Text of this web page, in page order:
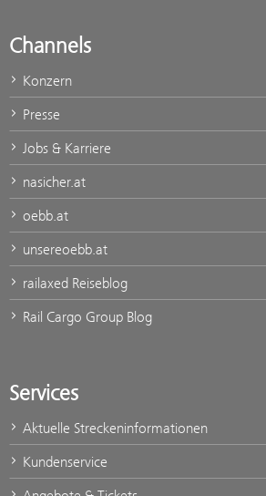
Channels
Konzern
Presse
Jobs & Karriere
nasicher.at
oebb.at
unsereoebb.at
railaxed Reiseblog
Rail Cargo Group Blog
Services
Aktuelle Streckeninformationen
Kundenservice